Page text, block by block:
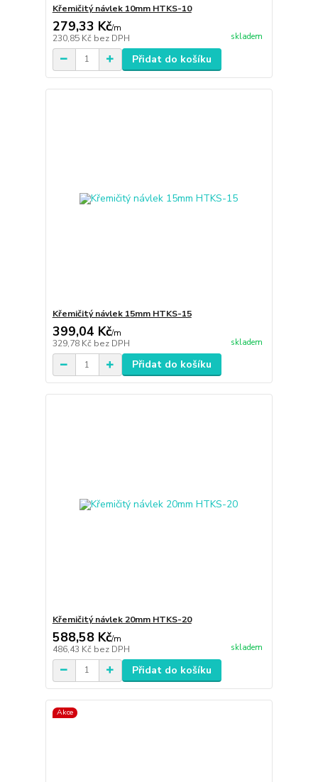
Křemičitý návlek 10mm HTKS-10
279,33 Kč/m
230,85 Kč bez DPH skladem
Přidat do košíku
Křemičitý návlek 15mm HTKS-15
399,04 Kč/m
329,78 Kč bez DPH skladem
Přidat do košíku
Křemičitý návlek 20mm HTKS-20
588,58 Kč/m
486,43 Kč bez DPH skladem
Přidat do košíku
Akce